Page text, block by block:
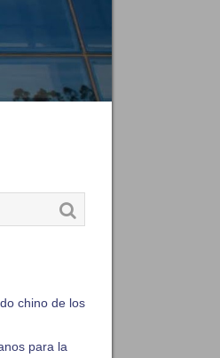
chino de los
para la